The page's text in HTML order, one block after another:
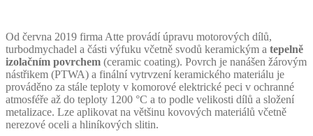
Od června 2019 firma Atte provádí úpravu motorových dílů,
turbodmychadel a části výfuku včetně svodů keramickým a tepelně
izolačním povrchem (ceramic coating). Povrch je nanášen žárovým
nástřikem (PTWA) a finální vytrvzení keramického materiálu je
prováděno za stále teploty v komorové elektrické peci v ochranné
atmosféře až do teploty 1200 °C a to podle velikosti dílů a složení
metalizace. Lze aplikovat na většinu kovových materiálů včetně
nerezové oceli a hliníkových slitin.